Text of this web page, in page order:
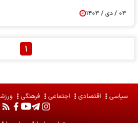
۰۳ / دی / ۱۴۰۳
۱
سیاسی اقتصادی اجتماعی فرهنگی